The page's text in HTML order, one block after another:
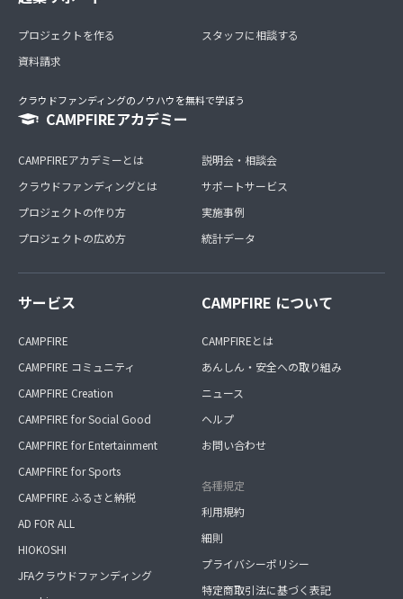
プロジェクトを作る
資料請求
スタッフに相談する
クラウドファンディングのノウハウを無料で学ぼう
CAMPFIREアカデミー
CAMPFIREアカデミーとは
クラウドファンディングとは
プロジェクトの作り方
プロジェクトの広め方
説明会・相談会
サポートサービス
実施事例
統計データ
サービス
CAMPFIRE
CAMPFIRE コミュニティ
CAMPFIRE Creation
CAMPFIRE for Social Good
CAMPFIRE for Entertainment
CAMPFIRE for Sports
CAMPFIRE ふるさと納税
AD FOR ALL
HIOKOSHI
JFAクラウドファンディング
CAMPFIRE について
CAMPFIREとは
あんしん・安全への取り組み
ニュース
ヘルプ
お問い合わせ
各種規定
利用規約
細則
プライバシーポリシー
特定商取引法に基づく表記